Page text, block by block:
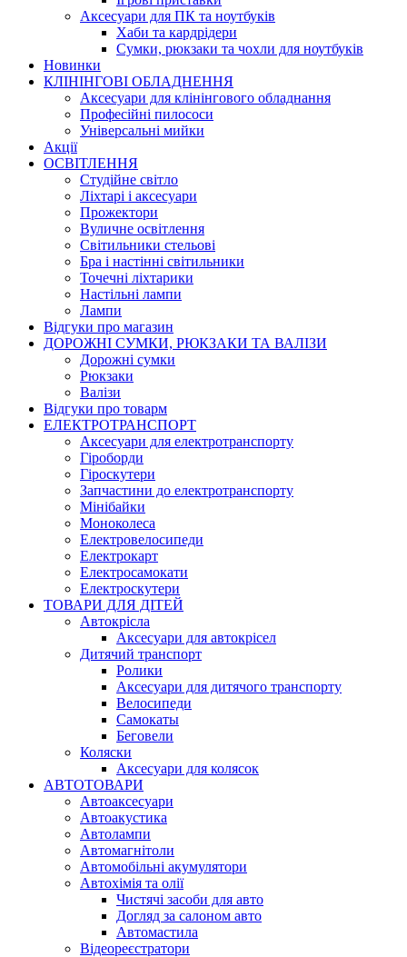
Аксесуари для ПК та ноутбуків
Хаби та кардрідери
Сумки, рюкзаки та чохли для ноутбуків
Новинки
КЛІНІНГОВІ ОБЛАДНЕННЯ
Аксесуари для клінінгового обладнання
Професійні пилососи
Універсальні мийки
Акції
ОСВІТЛЕННЯ
Студійне світло
Ліхтарі і аксесуари
Прожектори
Вуличне освітлення
Світильники стельові
Бра і настінні світильники
Точечні ліхтарики
Настільні лампи
Лампи
Відгуки про магазин
ДОРОЖНІ СУМКИ, РЮКЗАКИ ТА ВАЛІЗИ
Дорожні сумки
Рюкзаки
Валізи
Відгуки про товарм
ЕЛЕКТРОТРАНСПОРТ
Аксесуари для електротранспорту
Гіроборди
Гіроскутери
Запчастини до електротранспорту
Мінібайки
Моноколеса
Електровелосипеди
Електрокарт
Електросамокати
Електроскутери
ТОВАРИ ДЛЯ ДІТЕЙ
Автокрісла
Аксесуари для автокрісел
Дитячий транспорт
Ролики
Аксесуари для дитячого транспорту
Велосипеди
Самокаты
Беговели
Коляски
Аксесуари для колясок
АВТОТОВАРИ
Автоаксесуари
Автоакустика
Автолампи
Автомагнітоли
Автомобільні акумулятори
Автохімія та олії
Чистячі засоби для авто
Догляд за салоном авто
Автомастила
Відеореєстратори